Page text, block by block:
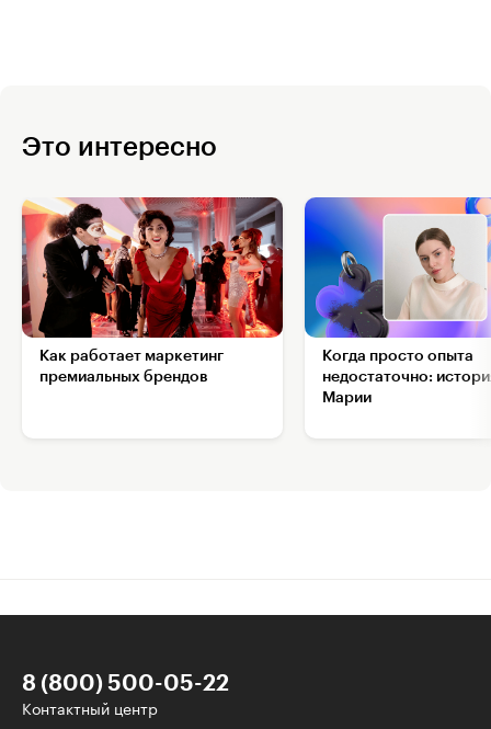
Это интересно
Как работает маркетинг
премиальных брендов
Когда просто опыта
недостаточно:
Марии
8 (800) 500-05-22
Контактный центр